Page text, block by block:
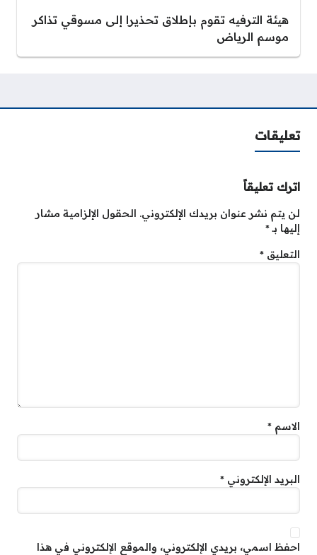
هيئة الترفيه تقوم بإطلاق تحذيرا إلى مسوقي تذاكر
موسم الرياض
تعليقات
اترك تعليقاً
لن يتم نشر عنوان بريدك الإلكتروني. الحقول الإلزامية مشار
إليها بـ*
التعليق *
الاسم *
البريد الإلكتروني *
احفظ اسمي، بريدي الإلكتروني، والموقع الإلكتروني في هذا